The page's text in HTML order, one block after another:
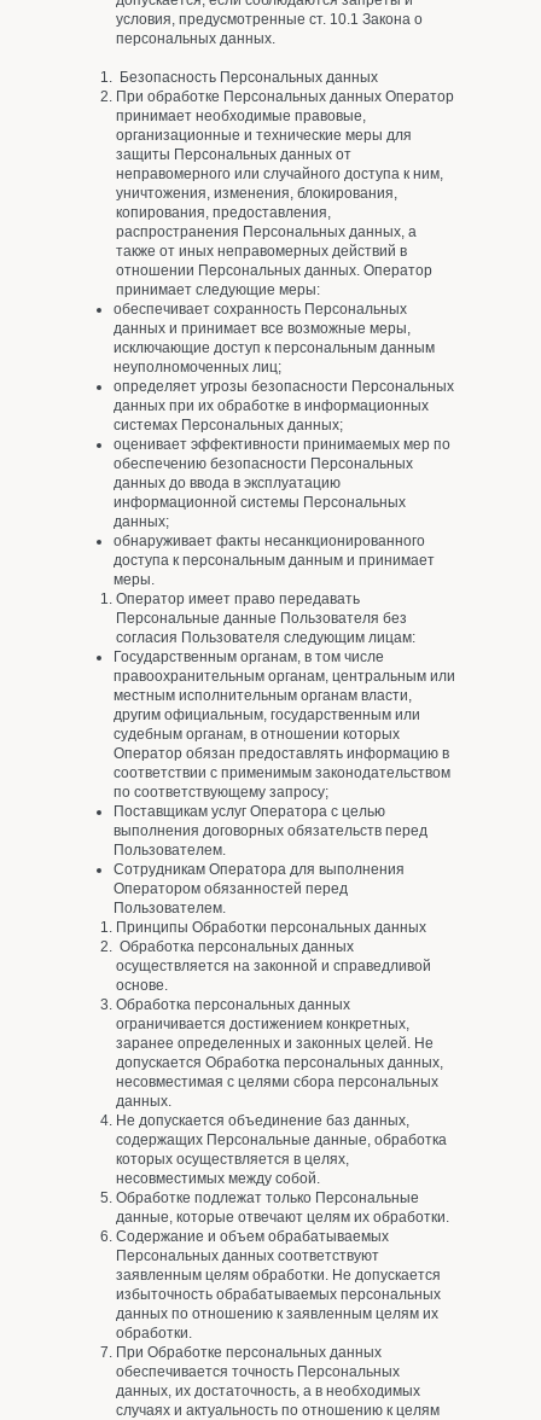
условия, предусмотренные ст. 10.1 Закона о
персональных данных.
Безопасность Персональных данных
При обработке Персональных данных Оператор
принимает необходимые правовые,
организационные и технические меры для
защиты Персональных данных от
неправомерного или случайного доступа к ним,
уничтожения, изменения, блокирования,
копирования, предоставления,
распространения Персональных данных, а
также от иных неправомерных действий в
отношении Персональных данных. Оператор
принимает следующие меры:
обеспечивает сохранность Персональных
данных и принимает все возможные меры,
исключающие доступ к персональным данным
неуполномоченных лиц;
определяет угрозы безопасности Персональных
данных при их обработке в информационных
системах Персональных данных;
оценивает эффективности принимаемых мер по
обеспечению безопасности Персональных
данных до ввода в эксплуатацию
информационной системы Персональных
данных;
обнаруживает факты несанкционированного
доступа к персональным данным и принимает
меры.
Оператор имеет право передавать
Персональные данные Пользователя без
согласия Пользователя следующим лицам:
Государственным органам, в том числе
правоохранительным органам, центральным или
местным исполнительным органам власти,
другим официальным, государственным или
судебным органам, в отношении которых
Оператор обязан предоставлять информацию в
соответствии с применимым законодательством
по соответствующему запросу;
Поставщикам услуг Оператора с целью
выполнения договорных обязательств перед
Пользователем.
Сотрудникам Оператора для выполнения
Оператором обязанностей перед
Пользователем.
Принципы Обработки персональных данных
Обработка персональных данных
осуществляется на законной и справедливой
основе.
Обработка персональных данных
ограничивается достижением конкретных,
заранее определенных и законных целей. Не
допускается Обработка персональных данных,
несовместимая с целями сбора персональных
данных.
Не допускается объединение баз данных,
содержащих Персональные данные, обработка
которых осуществляется в целях,
несовместимых между собой.
Обработке подлежат только Персональные
данные, которые отвечают целям их обработки.
Содержание и объем обрабатываемых
Персональных данных соответствуют
заявленным целям обработки. Не допускается
избыточность обрабатываемых персональных
данных по отношению к заявленным целям их
обработки.
При Обработке персональных данных
обеспечивается точность Персональных
данных, их достаточность, а в необходимых
случаях и актуальность по отношению к целям